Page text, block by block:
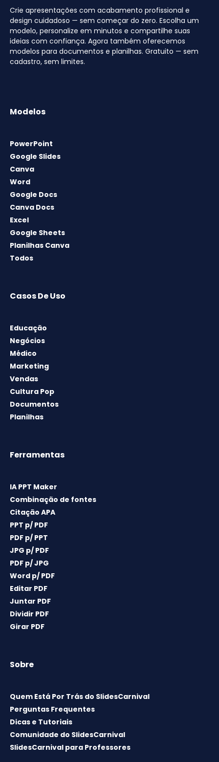
Crie apresentações com acabamento profissional e
design cuidadoso — sem começar do zero. Escolha um
modelo, personalize em minutos e compartilhe suas
ideias com confiança. Agora também oferecemos
modelos para documentos e planilhas. Gratuito — sem
cadastro, sem limites.
Modelos
PowerPoint
Google Slides
Canva
Word
Google Docs
Canva Docs
Excel
Google Sheets
Planilhas Canva
Todos
Casos De Uso
Educação
Negócios
Médico
Marketing
Vendas
Cultura Pop
Documentos
Planilhas
Ferramentas
IA PPT Maker
Combinação de fontes
Citação APA
PPT p/ PDF
PDF p/ PPT
JPG p/ PDF
PDF p/ JPG
Word p/ PDF
Editar PDF
Juntar PDF
Dividir PDF
Girar PDF
Sobre
Quem Está Por Trás do SlidesCarnival
Perguntas Frequentes
Dicas e Tutoriais
Comunidade do SlidesCarnival
SlidesCarnival para Professores